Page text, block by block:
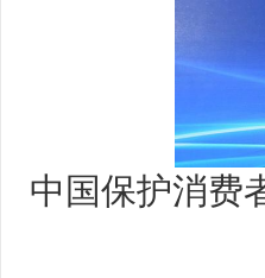
中国保护消费